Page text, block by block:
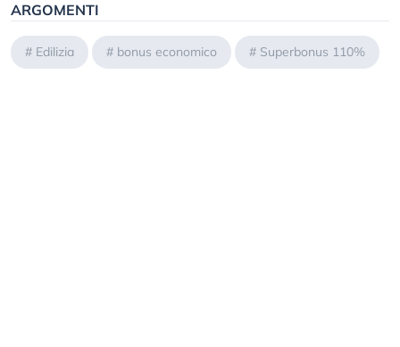
ARGOMENTI
# Edilizia # bonus economico # Superbonus 110%